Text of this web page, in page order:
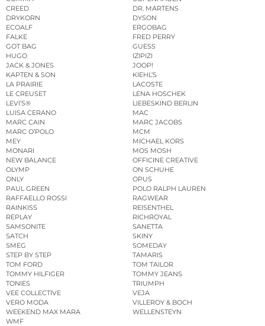
CREED
DR. MARTENS
DRYKORN
DYSON
ECOALF
ERGOBAG
FALKE
FRED PERRY
GOT BAG
GUESS
HUGO
IZIPIZI
JACK & JONES
JOOP!
KAPTEN & SON
KIEHL’S
LA PRAIRIE
LACOSTE
LE CREUSET
LENA HOSCHEK
LEVI’S®
LIEBESKIND BERLIN
LUISA CERANO
MAC
MARC CAIN
MARC JACOBS
MARC O’POLO
MCM
MEY
MICHAEL KORS
MONARI
MOS MOSH
NEW BALANCE
OFFICINE CREATIVE
OLYMP
ON SCHUHE
ONLY
OPUS
PAUL GREEN
POLO RALPH LAUREN
RAFFAELLO ROSSI
RAGWEAR
RAINKISS
REISENTHEL
REPLAY
RICHROYAL
SAMSONITE
SANETTA
SATCH
SKINY
SMEG
SOMEDAY
STEP BY STEP
TAMARIS
TOM FORD
TOM TAILOR
TOMMY HILFIGER
TOMMY JEANS
TONIES
TRIUMPH
VEE COLLECTIVE
VEJA
VERO MODA
VILLEROY & BOCH
WEEKEND MAX MARA
WELLENSTEYN
WMF